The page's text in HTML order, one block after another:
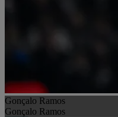
Gonçalo Ramos
Gonçalo Ramos